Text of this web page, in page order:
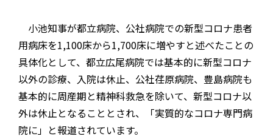
小池知事が都立病院、公社病院での新型コロナ患者
用病床を1,100床から1,700床に増やすと述べたことの
具体化として、都立広尾病院では基本的に新型コロナ
以外の診療、入院は休止、公社荏原病院、豊島病院も
基本的に周産期と精神科救急を除いて、新型コロナ以
外は休止となることとされ、「実質的なコロナ専門病
院に」と報道されています。